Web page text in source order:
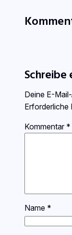
Schreibe
Deine E-
Erforderliche
Kommentar *
Name *